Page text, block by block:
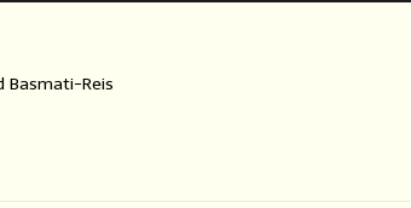
Basmati-Reis